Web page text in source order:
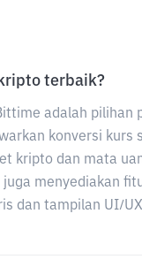
terbaik?
adalah pilihan
konversi kurs
kripto dan mata
menyediakan
dan tampilan UI/